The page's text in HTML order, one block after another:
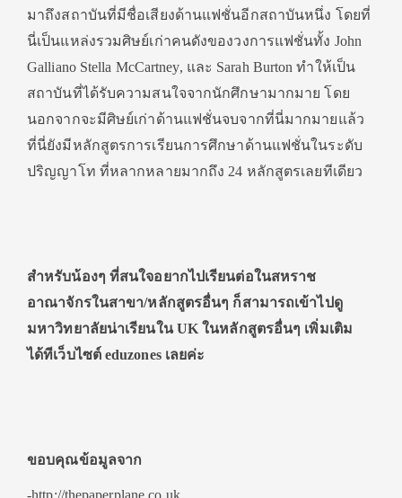
มาถึงสถาบันที่มีชื่อเสียงด้านแฟชั่นอีกสถาบันหนึ่ง โดยที่
นี่เป็นแหล่งรวมศิษย์เก่าคนดังของวงการแฟชั่นทั้ง John
Galliano Stella McCartney, และ Sarah Burton ทำให้เป็น
สถาบันที่ได้รับความสนใจจากนักศึกษามากมาย โดย
นอกจากจะมีศิษย์เก่าด้านแฟชั่นจบจากที่นี่มากมายแล้ว
ที่นี่ยังมีหลักสูตรการเรียนการศึกษาด้านแฟชั่นในระดับ
ปริญญาโท ที่หลากหลายมากถึง 24 หลักสูตรเลยทีเดียว
สำหรับน้องๆ ที่สนใจอยากไปเรียนต่อในสหราช
อาณาจักรในสาขา/หลักสูตรอื่นๆ ก็สามารถเข้าไปดู
มหาวิทยาลัยน่าเรียนในUKในหลักสูตรอื่นๆ เพิ่มเติม
ได้ทีเว็บไซต์ eduzones เลยค่ะ
ขอบคุณข้อมูลจาก
-http://thepaperplane.co.uk